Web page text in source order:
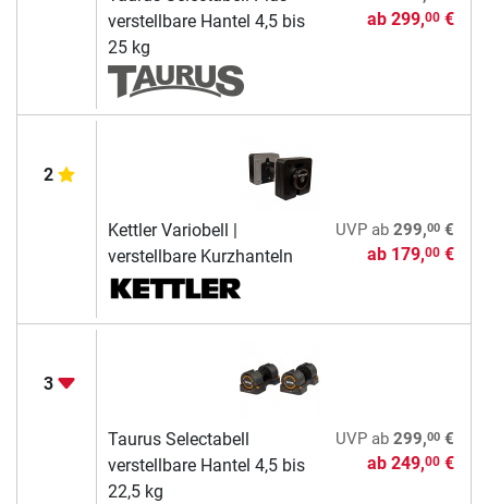
verstellbare Hantel 4,5 bis
25 kg
ab 299,00€
2
Kettler Variobell |
verstellbare Kurzhanteln
UVPab 299,00€
ab 179,00€
3
Taurus Selectabell
verstellbare Hantel 4,5 bis
22,5 kg
UVPab 299,00€
ab 249,00€